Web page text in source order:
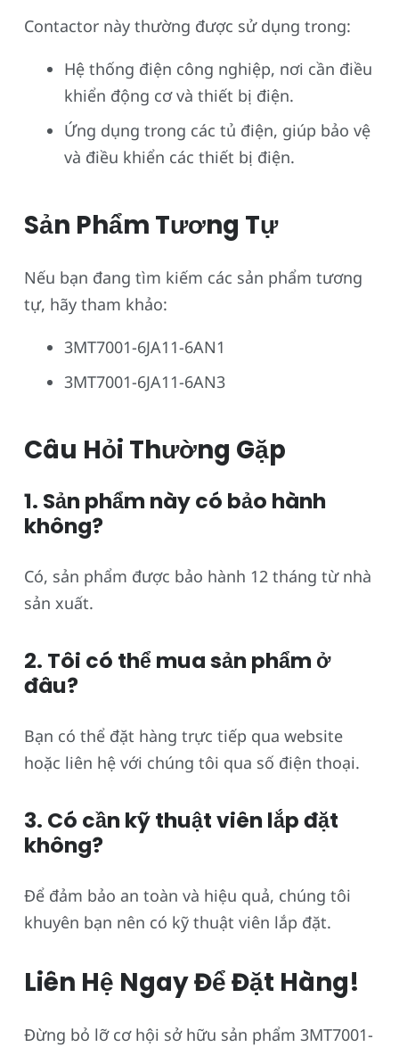
Contactor này thường được sử dụng trong:
Hệ thống điện công nghiệp, nơi cần điều
khiển động cơ và thiết bị điện.
Ứng dụng trong các tủ điện, giúp bảo vệ
và điều khiển các thiết bị điện.
Sản Phẩm Tương Tự
Nếu bạn đang tìm kiếm các sản phẩm tương
tự, hãy tham khảo:
3MT7001-6JA11-6AN1
3MT7001-6JA11-6AN3
Câu Hỏi Thường Gặp
1. Sản phẩm này có bảo hành
không?
Có, sản phẩm được bảo hành 12 tháng từ nhà
sản xuất.
2. Tôi có thể mua sản phẩm ở
đâu?
Bạn có thể đặt hàng trực tiếp qua website
hoặc liên hệ với chúng tôi qua số điện thoại.
3. Có cần kỹ thuật viên lắp đặt
không?
Để đảm bảo an toàn và hiệu quả, chúng tôi
khuyên bạn nên có kỹ thuật viên lắp đặt.
Liên Hệ Ngay Để Đặt Hàng!
Đừng bỏ lỡ cơ hội sở hữu sản phẩm 3MT7001-